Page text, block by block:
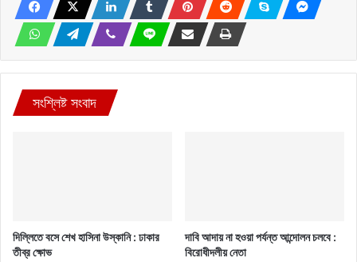
সংশ্লিষ্ট সংবাদ
দিল্লিতে বসে শেখ হাসিনা উস্কানি : ঢাকার
তীব্র ক্ষোভ
দাবি আদায় না হওয়া পর্যন্ত আন্দোলন চলবে :
বিরোধীদলীয় নেতা